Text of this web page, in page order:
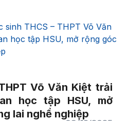
sinh THCS – THPT Võ Văn
học tập HSU, mở rộng góc
Võ Văn Kiệt trải
học tập HSU, mở
lai nghề nghiệp